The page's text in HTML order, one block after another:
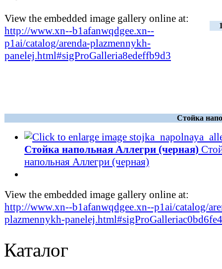
View the embedded image gallery online at:
http://www.xn--b1afanwqdgee.xn--
p1ai/catalog/arenda-plazmennykh-
panelej.html#sigProGalleria8edeffb9d3
Стойка
Стойка напольная Аллегри (черная)
напольная Аллегри (черная)
View the embedded image gallery online at:
http://www.xn--b1afanwqdgee.xn--p1ai/catalog/
plazmennykh-
Каталог